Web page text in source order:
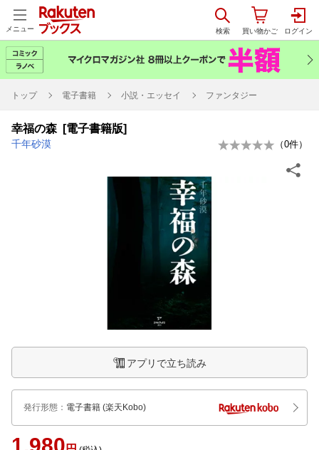
メニュー
トップ 電子書籍 小説・エッセイ ファンタジー
幸福の森 [電子書籍版]
千年砂漠 （0件）
アプリで立ち読み
発行形態 ： 電子書籍 (楽天Kobo)